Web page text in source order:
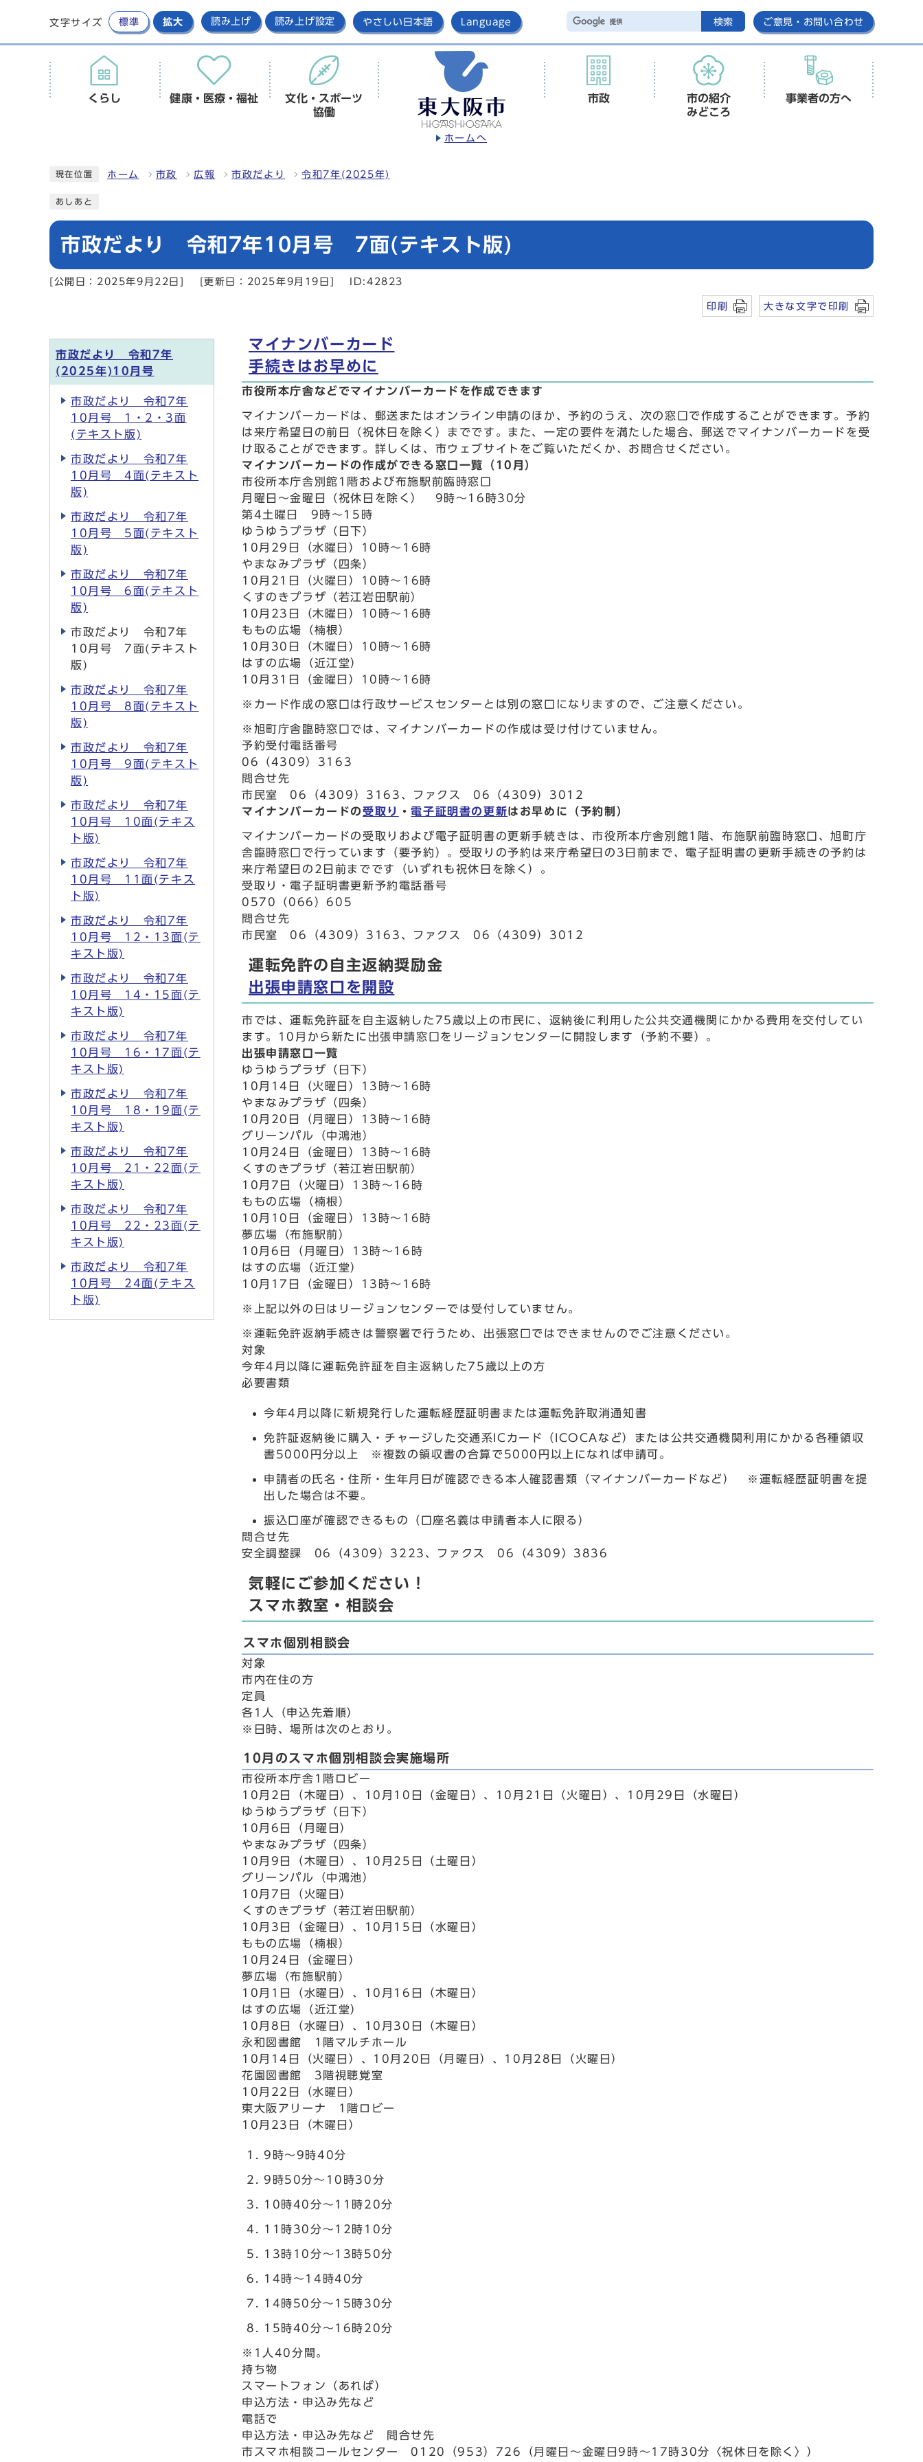
文字サイズ 標準 拡大 読み上げ 読み上げ設定 やさしい日本語 Language 検索 ご意見・お問い合わせ
ホームへ
くらし 健康・医療・福祉
文化・スポーツ
協働
市政
市の紹介
みどころ
事業者の方へ
現在位置 ホーム 市政 広報 市政だより 令和7年(2025年)
あしあと
市政だより 令和7年10月号 7面(テキスト版)
[公開日：2025年9月22日] [更新日：2025年9月19日] ID:42823
印刷 大きな文字で印刷
マイナンバーカード
手続きはお早めに
市役所本庁舎などでマイナンバーカードを作成できます
マイナンバーカードは、郵送またはオンライン申請のほか、予約のうえ、次の窓口で作成することができます。予約
は来庁希望日の前日（祝休日を除く）までです。また、一定の要件を満たした場合、郵送でマイナンバーカードを受
け取ることができます。詳しくは、市ウェブサイトをご覧いただくか、お問合せください。
マイナンバーカードの作成ができる窓口一覧（10月）
市役所本庁舎別館1階および布施駅前臨時窓口
月曜日～金曜日（祝休日を除く） 9時～16時30分
第4土曜日 9時～15時
ゆうゆうプラザ（日下）
10月29日（水曜日）10時～16時
やまなみプラザ（四条）
10月21日（火曜日）10時～16時
くすのきプラザ（若江岩田駅前）
10月23日（木曜日）10時～16時
ももの広場（楠根）
10月30日（木曜日）10時～16時
はすの広場（近江堂）
10月31日（金曜日）10時～16時
※カード作成の窓口は行政サービスセンターとは別の窓口になりますので、ご注意ください。
※旭町庁舎臨時窓口では、マイナンバーカードの作成は受け付けていません。
予約受付電話番号
06（4309）3163
問合せ先
市民室 06（4309）3163、ファクス 06（4309）3012
マイナンバーカードの受取り ・電子証明書の更新はお早めに（予約制）
マイナンバーカードの受取りおよび電子証明書の更新手続きは、市役所本庁舎別館1階、布施駅前臨時窓口、旭町庁
舎臨時窓口で行っています（要予約）。受取りの予約は来庁希望日の3日前まで、電子証明書の更新手続きの予約は
来庁希望日の2日前までです（いずれも祝休日を除く）。
受取り・電子証明書更新予約電話番号
0570（066）605
問合せ先
市民室 06（4309）3163、ファクス 06（4309）3012
運転免許の自主返納奨励金
出張申請窓口を開設
市では、運転免許証を自主返納した75歳以上の市民に、返納後に利用した公共交通機関にかかる費用を交付してい
ます。10月から新たに出張申請窓口をリージョンセンターに開設します（予約不要）。
出張申請窓口一覧
ゆうゆうプラザ（日下）
10月14日（火曜日）13時～16時
やまなみプラザ（四条）
10月20日（月曜日）13時～16時
グリーンパル（中鴻池）
10月24日（金曜日）13時～16時
くすのきプラザ（若江岩田駅前）
10月7日（火曜日）13時～16時
ももの広場（楠根）
10月10日（金曜日）13時～16時
夢広場（布施駅前）
10月6日（月曜日）13時～16時
はすの広場（近江堂）
10月17日（金曜日）13時～16時
※上記以外の日はリージョンセンターでは受付していません。
※運転免許返納手続きは警察署で行うため、出張窓口ではできませんのでご注意ください。
対象
今年4月以降に運転免許証を自主返納した75歳以上の方
必要書類
今年4月以降に新規発行した運転経歴証明書または運転免許取消通知書
免許証返納後に購入・チャージした交通系ICカード（ICOCAなど）または公共交通機関利用にかかる各種領収
書5000円分以上 ※複数の領収書の合算で5000円以上になれば申請可。
申請者の氏名・住所・生年月日が確認できる本人確認書類（マイナンバーカードなど） ※運転経歴証明書を提
出した場合は不要。
振込口座が確認できるもの（口座名義は申請者本人に限る）
問合せ先
安全調整課 06（4309）3223、ファクス 06（4309）3836
気軽にご参加ください！
スマホ教室・相談会
スマホ個別相談会
対象
市内在住の方
定員
各1人（申込先着順）
※日時、場所は次のとおり。
10月のスマホ個別相談会実施場所
市役所本庁舎1階ロビー
10月2日（木曜日）、10月10日（金曜日）、10月21日（火曜日）、10月29日（水曜日）
ゆうゆうプラザ（日下）
10月6日（月曜日）
やまなみプラザ（四条）
10月9日（木曜日）、10月25日（土曜日）
グリーンパル（中鴻池）
10月7日（火曜日）
くすのきプラザ（若江岩田駅前）
10月3日（金曜日）、10月15日（水曜日）
ももの広場（楠根）
10月24日（金曜日）
夢広場（布施駅前）
10月1日（水曜日）、10月16日（木曜日）
はすの広場（近江堂）
10月8日（水曜日）、10月30日（木曜日）
永和図書館 1階マルチホール
10月14日（火曜日）、10月20日（月曜日）、10月28日（火曜日）
花園図書館 3階視聴覚室
10月22日（水曜日）
東大阪アリーナ 1階ロビー
10月23日（木曜日）
9時～9時40分
9時50分～10時30分
10時40分～11時20分
11時30分～12時10分
13時10分～13時50分
14時～14時40分
14時50分～15時30分
15時40分～16時20分
※1人40分間。
持ち物
スマートフォン（あれば）
申込方法・申込み先など
電話で
申込方法・申込み先など 問合せ先
市スマホ相談コールセンター 0120（953）726（月曜日～金曜日9時～17時30分〈祝休日を除く〉）
市政だより 令和7年
(2025年)10月号
市政だより 令和7年
10月号 1・2・3面
(テキスト版)
市政だより 令和7年
10月号 4面(テキスト
版)
市政だより 令和7年
10月号 5面(テキスト
版)
市政だより 令和7年
10月号 6面(テキスト
版)
市政だより 令和7年
10月号 7面(テキスト
版)
市政だより 令和7年
10月号 8面(テキスト
版)
市政だより 令和7年
10月号 9面(テキスト
版)
市政だより 令和7年
10月号 10面(テキス
ト版)
市政だより 令和7年
10月号 11面(テキス
ト版)
市政だより 令和7年
10月号 12・13面(テ
キスト版)
市政だより 令和7年
10月号 14・15面(テ
キスト版)
市政だより 令和7年
10月号 16・17面(テ
キスト版)
市政だより 令和7年
10月号 18・19面(テ
キスト版)
市政だより 令和7年
10月号 21・22面(テ
キスト版)
市政だより 令和7年
10月号 22・23面(テ
キスト版)
市政だより 令和7年
10月号 24面(テキス
ト版)